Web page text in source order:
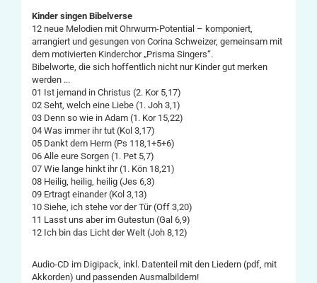
Kinder singen Bibelverse
12 neue Melodien mit Ohrwurm-Potential – komponiert,
arrangiert und gesungen von Corina Schweizer, gemeinsam mit
dem motivierten Kinderchor „Prisma Singers“.
Bibelworte, die sich hoffentlich nicht nur Kinder gut merken
werden ...
01 Ist jemand in Christus (2. Kor 5,17)
02 Seht, welch eine Liebe (1. Joh 3,1)
03 Denn so wie in Adam (1. Kor 15,22)
04 Was immer ihr tut (Kol 3,17)
05 Dankt dem Herrn (Ps 118,1+5+6)
06 Alle eure Sorgen (1. Pet 5,7)
07 Wie lange hinkt ihr (1. Kön 18,21)
08 Heilig, heilig, heilig (Jes 6,3)
09 Ertragt einander (Kol 3,13)
10 Siehe, ich stehe vor der Tür (Off 3,20)
11 Lasst uns aber im Gutestun (Gal 6,9)
12 Ich bin das Licht der Welt (Joh 8,12)
Audio-CD im Digipack, inkl. Datenteil mit den Liedern (pdf, mit
Akkorden) und passenden Ausmalbildern!